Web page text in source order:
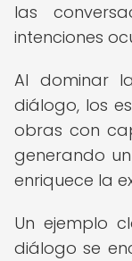
las
intenciones
Al dominar
diálogo, los
obras con
generando
enriquece la
Un ejemplo
diálogo se